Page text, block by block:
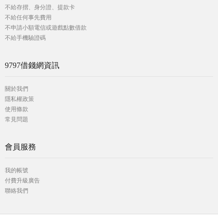
不給存摺、身分證、提款卡
不給任何事先費用
不申請小額電信或遊戲點數借款
不給手機驗證碼
9797借錢網資訊
關於我們
隱私權政策
使用條款
常見問題
會員服務
我的帳號
付費升級廣告
聯絡我們